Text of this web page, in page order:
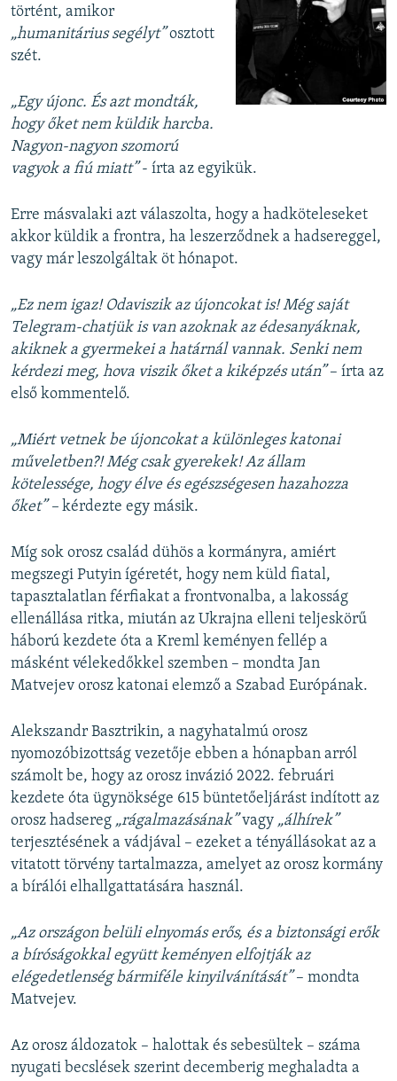
történt, amikor
„humanitárius segélyt”osztott
szét.
„Egy újonc. És azt mondták,
hogy őket nem küldik harcba.
Nagyon-nagyon szomorú
vagyok a fiú miatt”- írta az egyikük.
Erre másvalaki azt válaszolta, hogy a hadköteleseket
akkor küldik a frontra, ha leszerződnek a hadsereggel,
vagy már leszolgáltak öt hónapot.
„Ez nem igaz! Odaviszik az újoncokat is! Még saját
Telegram-chatjük is van azoknak az édesanyáknak,
akiknek a gyermekei a határnál vannak. Senki nem
kérdezi meg, hova viszik őket a kiképzés után”– írta az
első kommentelő.
„Miért vetnek be újoncokat a különleges katonai
műveletben?! Még csak gyerekek! Az állam
kötelessége, hogy élve és egészségesen hazahozza
őket” – kérdezte egy másik.
Míg sok orosz család dühös a kormányra, amiért
megszegi Putyin ígéretét, hogy nem küld fiatal,
tapasztalatlan férfiakat a frontvonalba, a lakosság
ellenállása ritka, miután az Ukrajna elleni teljeskörű
háború kezdete óta a Kreml keményen fellép a
másként vélekedőkkel szemben – mondta Jan
Matvejev orosz katonai elemző a Szabad Európának.
Alekszandr Basztrikin, a nagyhatalmú orosz
nyomozóbizottság vezetője ebben a hónapban arról
számolt be, hogy az orosz invázió 2022. februári
kezdete óta ügynöksége 615 büntetőeljárást indított az
orosz hadsereg „rágalmazásának”vagy „álhírek”
terjesztésének a vádjával – ezeket a tényállásokat az a
vitatott törvény tartalmazza, amelyet az orosz kormány
a bírálói elhallgattatására használ.
„Az országon belüli elnyomás erős, és a biztonsági erők
a bíróságokkal együtt keményen elfojtják az
elégedetlenség bármiféle kinyilvánítását”– mondta
Matvejev.
Az orosz áldozatok – halottak és sebesültek – száma
nyugati becslések szerint decemberig meghaladta a